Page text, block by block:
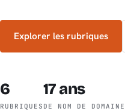
Explorer les rubriques
6
RUBRIQUES
17 ans
DE NOM DE DOMAINE